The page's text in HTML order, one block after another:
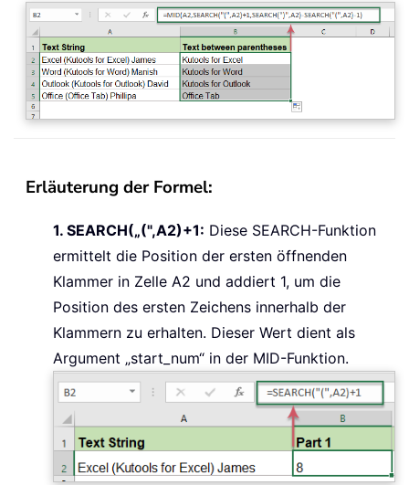
Erläuterung der Formel:
1. SEARCH(„(",A2)+1: Diese SEARCH-Funktion
ermittelt die Position der ersten öffnenden
Klammer in Zelle A2 und addiert 1, um die
Position des ersten Zeichens innerhalb der
Klammern zu erhalten. Dieser Wert dient als
Argument „start_num“ in der MID-Funktion.